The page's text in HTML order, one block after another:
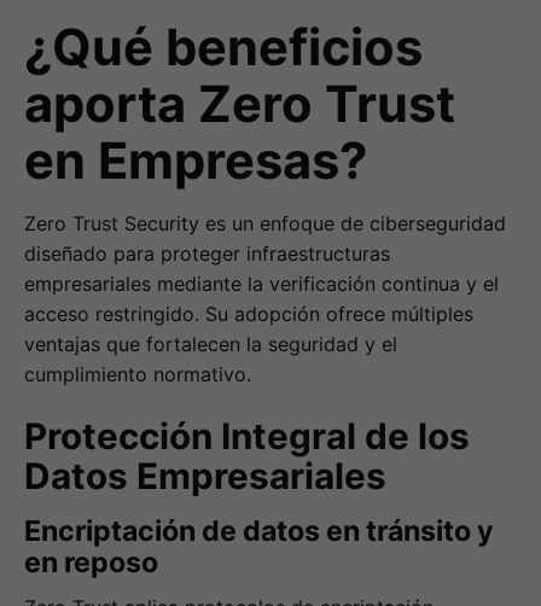
¿Qué beneficios
aporta Zero Trust
en Empresas?
Zero Trust Security es un enfoque de ciberseguridad
diseñado para proteger infraestructuras
empresariales mediante la verificación continua y el
acceso restringido. Su adopción ofrece múltiples
ventajas que fortalecen la seguridad y el
cumplimiento normativo.
Protección Integral de los
Datos Empresariales
Encriptación de datos en tránsito y
en reposo